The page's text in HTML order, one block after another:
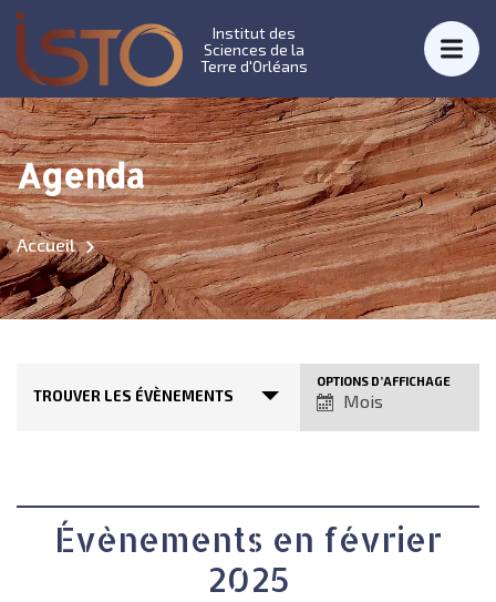
Institut des
Sciences de la
Terre d'Orléans
Agenda
Accueil
TROUVER LES ÉVÈNEMENTS
g
a
t
OPTIONS D’AFFICHAGE
Mois
Évènements en février
2025